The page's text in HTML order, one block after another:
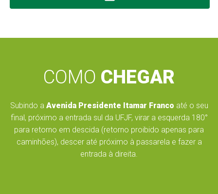
COMO CHEGAR
Subindo a Avenida Presidente Itamar Franco até o seu
final, próximo a entrada sul da UFJF, virar a esquerda 180°
para retorno em descida (retorno proibido apenas para
caminhões), descer até próximo à passarela e fazer a
entrada à direita.